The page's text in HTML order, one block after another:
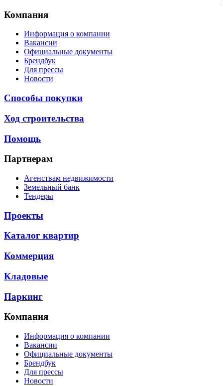
Компания
Информация о компании
Вакансии
Официальные документы
Брендбук
Для прессы
Новости
Способы покупки
Ход строительства
Помощь
Партнерам
Агенствам недвижимости
Земельный банк
Тендеры
Проекты
Каталог квартир
Коммерция
Кладовые
Паркинг
Компания
Информация о компании
Вакансии
Официальные документы
Брендбук
Для прессы
Новости